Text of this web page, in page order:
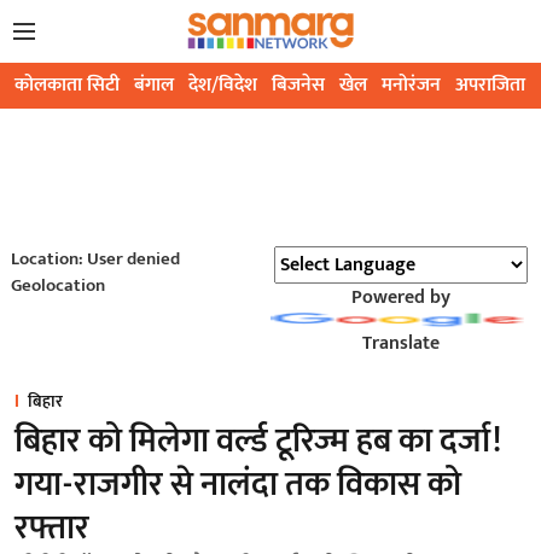
कोलकाता सिटी बंगाल देश/विदेश बिजनेस खेल मनोरंजन अपराजिता
Location: User denied
Geolocation
Powered by
Translate
बिहार
बिहार को मिलेगा वर्ल्ड टूरिज्म हब का दर्जा!
गया-राजगीर से नालंदा तक विकास को
रफ्तार